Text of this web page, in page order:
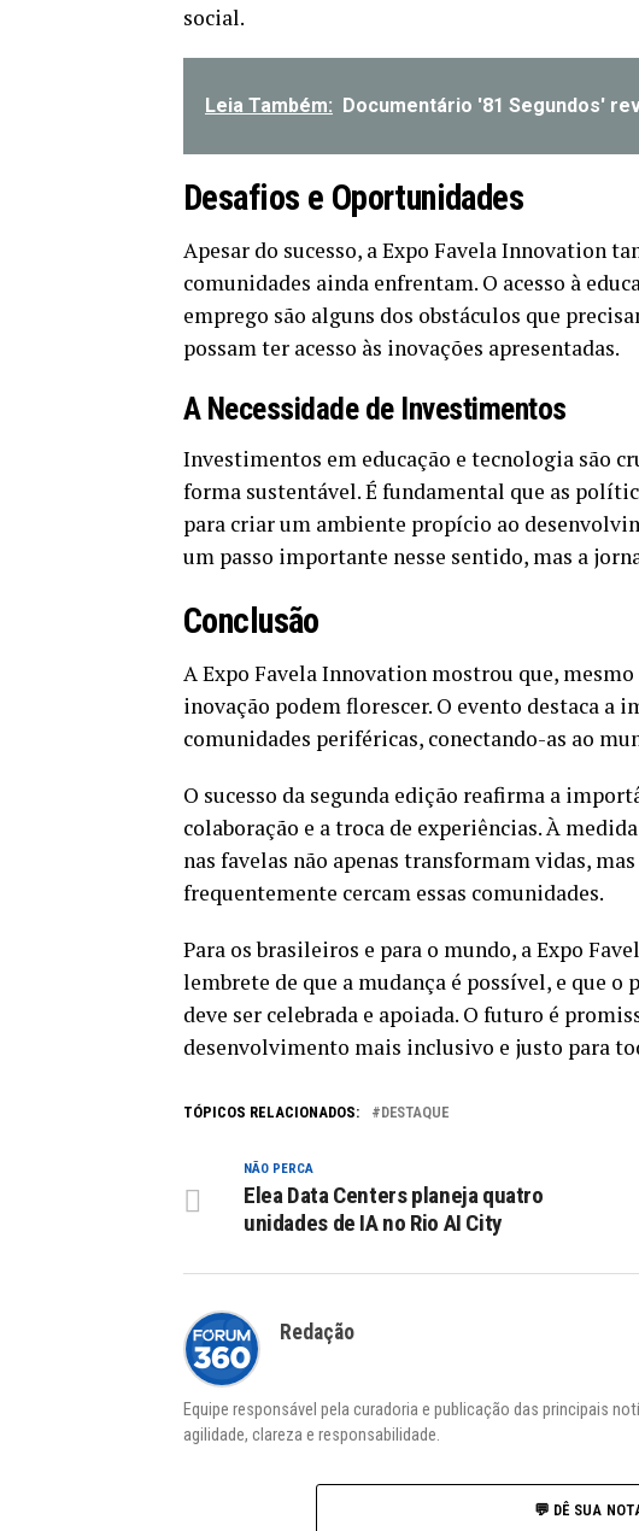
social.
Leia Também: Documentário '81 Segundos'
Desafios e Oportunidades
Apesar do sucesso, a Expo Favela Innovation
comunidades ainda enfrentam. O acesso à
emprego são alguns dos obstáculos que
possam ter acesso às inovações apresentadas.
A Necessidade de Investimentos
Investimentos em educação e tecnologia são
forma sustentável. É fundamental que as
para criar um ambiente propício ao
um passo importante nesse sentido, mas a
Conclusão
A Expo Favela Innovation mostrou que,
inovação podem florescer. O evento destaca a
comunidades periféricas, conectando-as ao
O sucesso da segunda edição reafirma a
colaboração e a troca de experiências. À
nas favelas não apenas transformam vidas,
frequentemente cercam essas comunidades.
Para os brasileiros e para o mundo, a Expo
lembrete de que a mudança é possível, e que
deve ser celebrada e apoiada. O futuro é
desenvolvimento mais inclusivo e justo para
TÓPICOS RELACIONADOS: DESTAQUE
NÃO PERCA
Elea Data Centers planeja quatro
unidades de IA no Rio AI City
Redação
Equipe responsável pela curadoria e publicação das principais
agilidade, clareza e responsabilidade.
💬 DÊ SUA